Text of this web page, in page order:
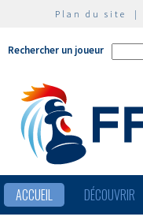
Plan du site |
Rechercher un joueur
ACCUEIL DÉCOUVRIR